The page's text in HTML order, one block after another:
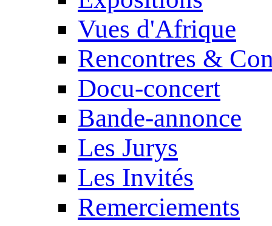
Vues d'Afrique
Rencontres &
Docu-concert
Bande-annonce
Les Jurys
Les Invités
Remerciements